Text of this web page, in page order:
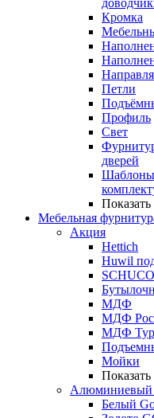
Кромка
Петли
Профиль
Свет
дверей
Показать
Мебельная
Акция
Hettich
Huwil
МДФ
МДФ
МДФ
Мойки
Показать
Алюминиевый
Белый